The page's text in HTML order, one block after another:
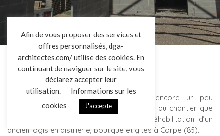
L’AGENCE
RÉALISATIONS
ACTUALITÉS
CONTACT
VENDREDI
Malgré les fortes chaleurs, il faudra encore un peu
patienter pour boire un coup en l’honneur du chantier que
nous vous présentons aujourd’hui : la réhabilitation d’un
ancien logis en distillerie, boutique et gites à Corpe (85).
Afin de vous proposer des services et
offres personnalisés, dga-
architectes.com/ utilise des cookies. En
continuant de naviguer sur le site, vous
déclarez accepter leur
utilisation.
Informations sur les
cookies
J'accepte